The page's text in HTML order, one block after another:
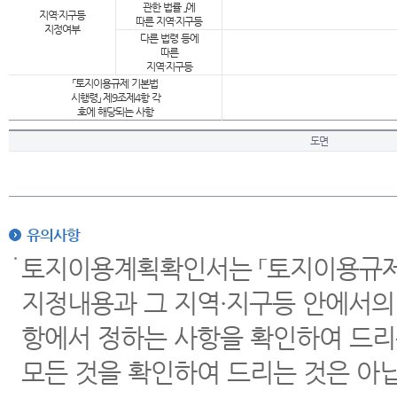
지역·지구등
지정여부
관한 법률 」에
따른 지역·지구등
다른 법령 등에
따른
지역·지구등
「토지이용규제 기본법
시행령」 제9조제4항 각
호에 해당되는 사항
도면
유의사항
토지이용계획확인서는 「토지이용
지정내용과 그 지역·지구등 안에서
항에서 정하는 사항을 확인하여 드
모든 것을 확인하여 드리는 것은 아